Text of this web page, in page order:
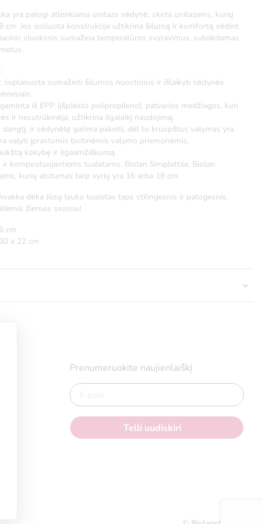
yra patogi atlenkiama unitazo sėdynė, skirta unitazams, kurių
cm. Jos izoliuota konstrukcija užtikrina šilumą ir komfortą sėdint
sluoksnis sumažina temperatūros svyravimus, suteikdamas
suplanuota sumažinti šilumos nuostolius ir išlaikyti sėdynės
iš EPP (išplėsto polipropileno), patvarios medžiagos, kuri
ir nesutrūkinėja, užtikrina ilgalaikį naudojimą.
dangtį, ir sėdynėlę galima pakelti, dėl to kruopštus valymas yra
valyti įprastomis buitinėmis valymo priemonėmis.
kokybę ir ilgaamžiškumą.
ir kompostuojantiems tualetams, Biolan Simplettile, Biolan
kurių atstumas tarp vyrių yra 16 arba 18 cm.
dėka Jūsų lauko tualetas taps stilingesnis ir patogesnis.
žiemos sezonu!
cm
30 x 22 cm
Prenumeruokite naujienlaiškį